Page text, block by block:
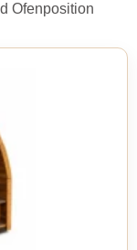
Ofenposition